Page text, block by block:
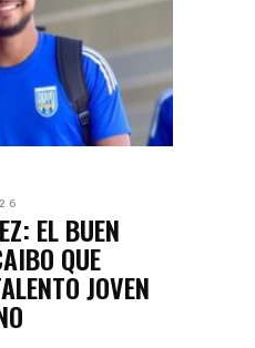
EL BUEN
QUE
JOVEN